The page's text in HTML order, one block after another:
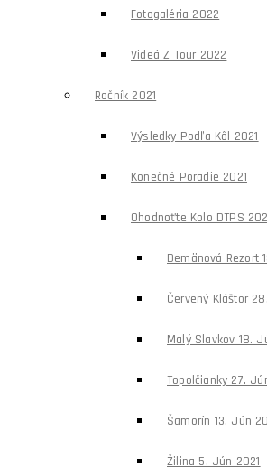
Fotogaléria 2022
Videá Z Tour 2022
Ročník 2021
Výsledky Podľa Kôl 2021
Konečné Poradie 2021
Ohodnoťte Kolo DTPS
Demänová Rezort
Červený Kláštor
Malý Slavkov 18.
Topolčianky 27.
Šamorín 13. Jún
Žilina 5. Jún 2021